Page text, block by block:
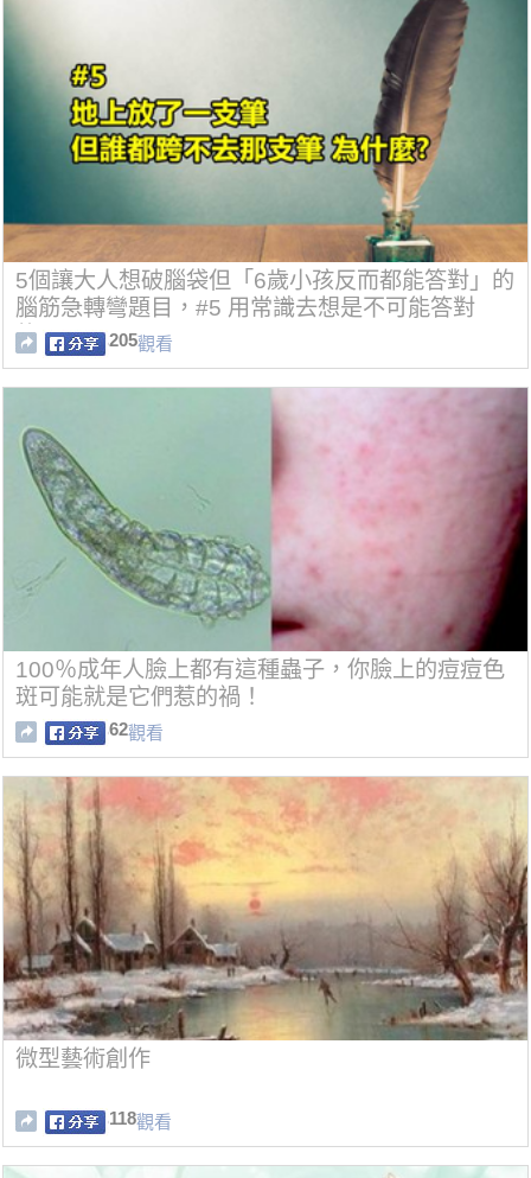
5個讓大人想破腦袋但「6歲小孩反而都能答對」的
腦筋急轉彎題目，#5 用常識去想是不可能答對
的！
205觀看
100％成年人臉上都有這種蟲子，你臉上的痘痘色
斑可能就是它們惹的禍！
62觀看
微型藝術創作
118觀看